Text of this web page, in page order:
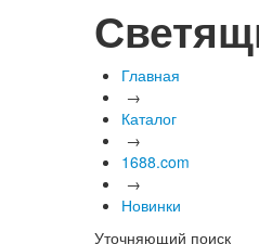
Главная
→
Каталог
→
1688.com
→
Новинки
Уточняющий поиск